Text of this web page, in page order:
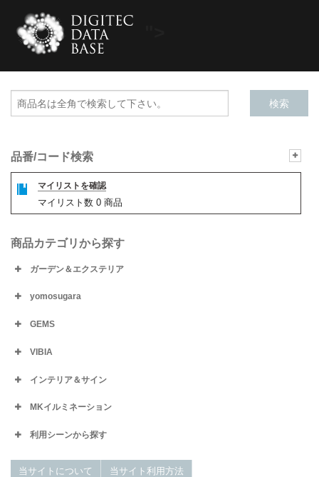
品番/コード検索
マイリストを確認
マイリスト数 0 商品
商品カテゴリから探す
ガーデン＆エクステリア
yomosugara
GEMS
VIBIA
インテリア＆サイン
MKイルミネーション
利用シーンから探す
当サイトについて 当サイト利用方法